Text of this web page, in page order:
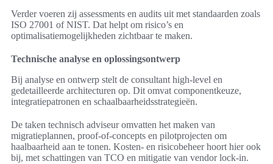
Verder voeren zij assessments en audits uit met standaarden zoals
ISO 27001 of NIST. Dat helpt om risico’s en
optimalisatiemogelijkheden zichtbaar te maken.
Technische analyse en oplossingsontwerp
Bij analyse en ontwerp stelt de consultant high-level en
gedetailleerde architecturen op. Dit omvat componentkeuze,
integratiepatronen en schaalbaarheidsstrategieën.
De taken technisch adviseur omvatten het maken van
migratieplannen, proof-of-concepts en pilotprojecten om
haalbaarheid aan te tonen. Kosten- en risicobeheer hoort hier ook
bij, met schattingen van TCO en mitigatie van vendor lock-in.